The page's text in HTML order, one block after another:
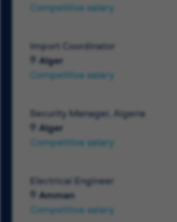
Competitive salary
Import Coordinator
Alger
Competitive salary
Security Manager, Algeria
Alger
Competitive salary
Electrical Engineer
Amman
Competitive salary